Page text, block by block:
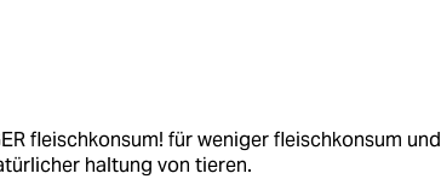
fleischkonsum! für weniger fleischkonsum und
haltung von tieren.